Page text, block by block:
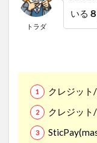
トラダ
いる
クレジット
クレジット